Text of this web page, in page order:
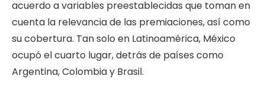
acuerdo a variables preestablecidas que toman en
cuenta la relevancia de las premiaciones, así como
su cobertura. Tan solo en Latinoamérica, México
ocupó el cuarto lugar, detrás de países como
Argentina, Colombia y Brasil.